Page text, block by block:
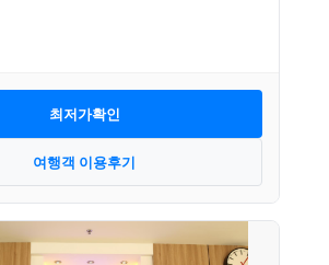
최저가확인
여행객 이용후기